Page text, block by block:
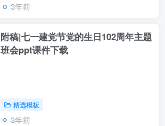
3年前
附稿|七一建党节党的生日102周年主题
班会ppt课件下载
精选模板
3年前